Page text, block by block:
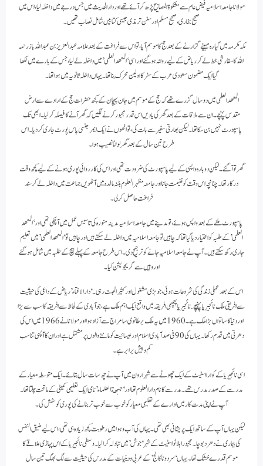
مولانا جامعہ اسلامیہ فیض عام سے مشکوة المصابيح پڑھ کر آئے تھے اور دار الحدیث میں جس درجے میں داخلہ لیا، اس میں
صحیح بخاری، صحیح مسلم اور سنن ترمذی جیسی کتابیں شامل نصاب تھیں۔
مکہ مکرمہ میں گیارہ مہینے گزارنے کے بعد حج کا موسم آیا، تو اس سے فراغت کے بعد علامہ عبد العزیز بن عبد اللہ باز رحمہ
اللہ کا سفارشی خط لے کر ریاض کے لیے روانہ ہو گئے اور اسی ‘المعھد العلمی’ میں داخلہ لے لیا، جس کے بارے میں لکھا
گیا ایک مضمون سعودی عرب کے سفر کا اولین محرک بنا تھا۔ یہاں داخلہ ثانویہ میں ہوا تھا۔
المعھد العلمی میں دو سال گزرے تھے کہ حج کے موسم میں جان پہچان کے کچھ حضرات حج کے ارادے سے ارض
مقدس پہنچے۔ ان سے ملاقات کے بعد گھر کی یادیں اس قدر مجبور کرنے لگیں کہ گھر آنے کا فیصلہ کر لیا۔ ابھی تک
پاسپورٹ نہیں بن سکا تھا۔ لیکن بھارتی سفیر سے بات کی، تو انھوں نے ایک ایمر جنسی پاس پورٹ جاری کر دیا۔ اس
طرح تین سال کے بعد گھر لوٹنا نصیب ہوا۔
گھر تو آگئے۔ لیکن دوبارہ واپسی کے لیے پاسپورٹ کی ضرودت تھی اور اس کی کارروائی پوری ہونے کے لیے کچھ وقت
درکار تھا۔ چنانچہ اس وقت کو غنیمت جانا اور جامعہ مظہر العلوم بٹنہ مالدہ میں آٹھویں جماعت میں داخلہ لے کر سند
فراغت حاصل کر لی۔
پاسپورٹ ملنے کے بعد واپس ہوئے، تو مدینے میں جامعہ اسلامیہ مدینہ منورہ کی تاسیس عمل میں آ چکی تھی اور ‘المعھد
العلمی’ کے طلبہ کو اختیار دیا گیا تھا کہ چاہیں تو جامعہ اسلامیہ میں داخلہ لے سکتے ہیں اور چاہیں تو ‘المعھد العلمی’ میں تعلیم
جاری رکھ سکتے ہیں۔ آپ نے جامعہ اسلامیہ جانے کو ترجیح دی۔ اس طرح جامعہ کے پہلے بیچ کے طلبہ میں شامل ہوگئے
اور وہیں سے گریجویشن کیا۔
اس کے بعد عملی زندگی کی شروعات ہوئی، جو بڑی مشغول اور کثیر الجہت رہی۔ ‘دار الافتاء’ ریاض کے داعی کی حیثیت
سے افریقی ملک نائجیریا پہنچے. نائجیریا پچھمی افریقہ میں واقع ایک اہم ملک ہے، جو آبادی کے لحاظ سے افریقہ کا سب سے بڑا
اور دنیا کا ساتواں بڑا ملک ہے۔ 1960 میں یہ ملک برطانوی سامراج سے آزاد ہوا اور مولانا نے 1966 میں اس کی
دھرتی میں قدم رکھا۔ یہاں کی 90 فی صد آبادی اسلام اور عیسائیت کو ماننے والوں پر مشتمل ہے اور ان کا آپسی تناسب
کم و بیش برابر ہے۔
اسی نائجیریا کے کوارا اسٹیٹ کے ایک چھوٹے سے شہر ارون میں آپ نے چھ سات سال بتائے۔ ایک متوسطہ معیار کے
مدرسے کے صدر مدرس تھے۔ مدرسے کا نام دار العلوم تھا اور ‘جبھة العلماء’ نامی ایک تعلیمی کمیٹی کے ماتحت چلتا تھا۔
آپ نے اپنی مدت کار میں ادارے کے تعلیمی معیار کو خوب سے خوب تر بنانے کی پوری کوشش کی۔
لیکن یہاں آپ کے ساتھ ایک پریشانی بھی تھی۔ یہاں کی آب و ہوا میں رطوبت کچھ زیادہ ہی تھی، اس لیے ضیق النفس
کی بیماری نے دھر دبوچا۔ مجبورا ہلاٹو اسٹیٹ کے شہر ‘جوش’ میں تبادلہ کرا لیا۔ وسطی نائجیریا کے اس پہاڑی علاقے کا
موسم قدرے خشک تھا۔ یہاں ‘سردونا کالج’ کے عربی و دینیات کے مدرس کی حیثیت سے لگ بھگ تین سال